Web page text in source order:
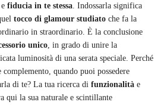
e fiducia in te stessa . Indossarla significa
tocco di glamour studiato che fa la
in straordinario. È la conclusione
unico , in grado di unire la
luminosità di una serata speciale. Perché
quando puoi possedere
di te? La tua ricerca di funzionalità e
qui la sua naturale e scintillante